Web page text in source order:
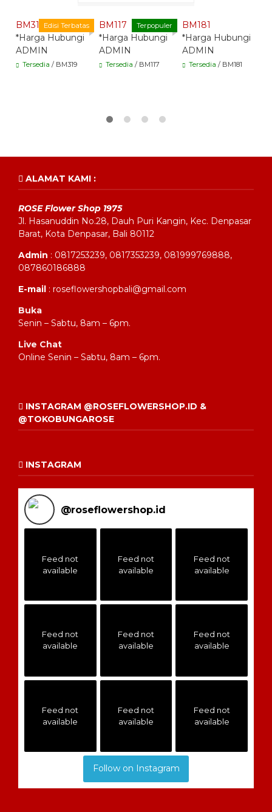
Edisi Terbatas
BM319
*Harga Hubungi
ADMIN
Tersedia / BM319
Terpopuler
BM117
*Harga Hubungi
ADMIN
Tersedia / BM117
BM181
*Harga Hubungi
ADMIN
Tersedia / BM181
ALAMAT KAMI :
ROSE Flower Shop 1975
Jl. Hasanuddin No.28, Dauh Puri Kangin, Kec. Denpasar
Barat, Kota Denpasar, Bali 80112
Admin : 0817253239, 0817353239, 081999769888,
087860186888
E-mail : roseflowershopbali@gmail.com
Buka
Senin – Sabtu, 8am – 6pm.
Live Chat
Online Senin – Sabtu, 8am – 6pm.
INSTAGRAM @ROSEFLOWERSHOP.ID &
@TOKOBUNGAROSE
INSTAGRAM
@roseflowershop.id
Feed not
available
Feed not
available
Feed not
available
Feed not
available
Feed not
available
Feed not
available
Feed not
available
Feed not
available
Feed not
available
Follow on Instagram